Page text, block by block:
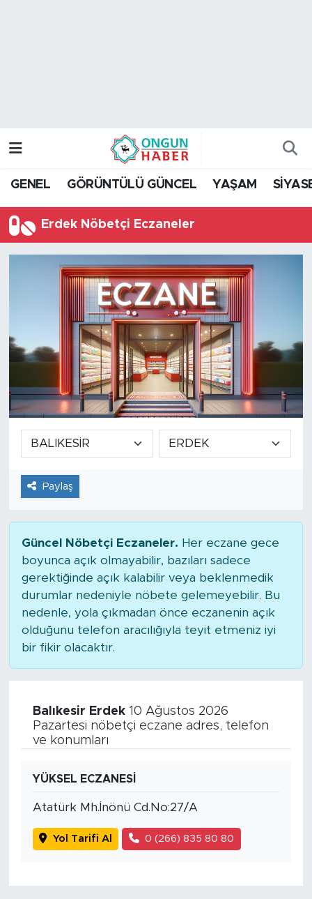
GENEL GÖRÜNTÜLÜ GÜNCEL YAŞAM
Erdek Nöbetçi Eczaneler
Paylaş
Güncel Nöbetçi Eczaneler. Her eczane gece
boyunca açık olmayabilir, bazıları sadece
gerektiğinde açık kalabilir veya beklenmedik
durumlar nedeniyle nöbete gelemeyebilir. Bu
nedenle, yola çıkmadan önce eczanenin açık
olduğunu telefon aracılığıyla teyit etmeniz iyi
bir fikir olacaktır.
Balıkesir Erdek10 Ağustos 2026
Pazartesi nöbetçi eczane adres, telefon
ve konumları
YÜKSEL ECZANESİ
Atatürk Mh.İnönü Cd.No:27/A
Yol Tarifi Al 0 (266) 835 80 80
Trafik Durumu
Tüm Manşetler
Son Dakika Haberleri
Haber Arşivi